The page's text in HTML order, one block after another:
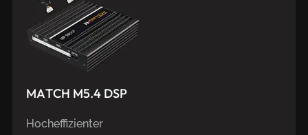
MATCH M5.4 DSP
Hocheffizienter